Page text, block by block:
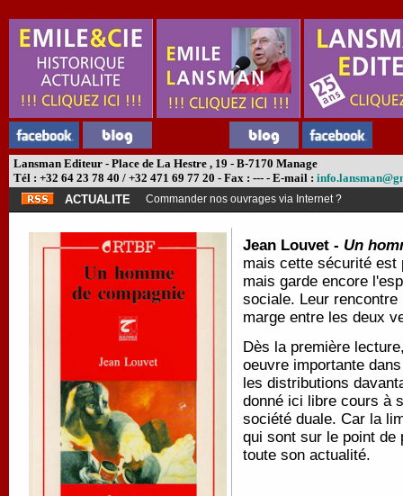
Lansman Editeur - Place de La Hestre , 19 - B-7170 Manage
Tél : +32 64 23 78 40 / +32 471 69 77 20 - Fax : --- - E-mail :
ACTUALITE
Commander nos ouvrages via Internet ?
Jean Louvet - Un
mais cette sécurité est
mais garde encore
sociale. Leur
marge entre les deux
Dès la première
oeuvre importante
les distributions
donné ici libre cours à
société duale. Car la
qui sont sur le point de
toute son actualité.